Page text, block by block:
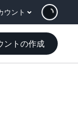
ウント
ントの作成